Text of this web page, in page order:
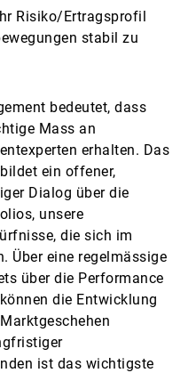
Risiko/Ertragsprofil
stabil zu
bedeutet, dass
Mass an
erhalten. Das
ein offener,
Dialog über die
unsere
die sich im
Über eine regelmässige
über die Performance
die Entwicklung
ist das wichtigste